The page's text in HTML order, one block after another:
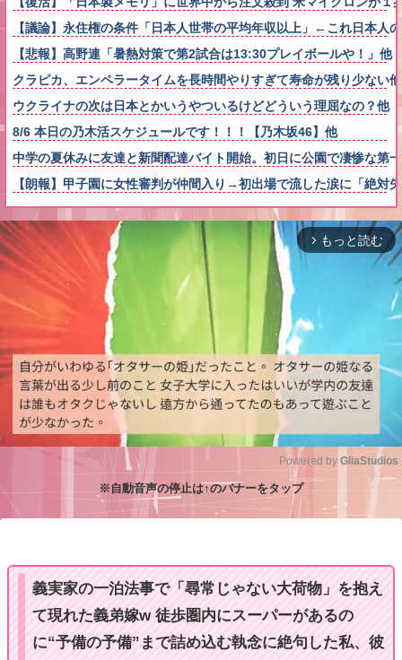
【議論】永住権の条件「日本人世帯の平均年収以上」←これ日本人
【悲報】高野連「暑熱対策で第2試合は13:30プレイボールや！」他
クラピカ、エンペラータイムを長時間やりすぎて寿命が残り少ない他
ウクライナの次は日本とかいうやついるけどどういう理屈なの？他
8/6 本日の乃木活スケジュールです！！！【乃木坂46】他
中学の夏休みに友達と新聞配達バイト開始。初日に公園で凄惨な
【朗報】甲子園に女性審判が仲間入り→初出場で流した涙に「絶対
arrow_forward_ios もっと読む
Powered by GliaStudios
※自動音声の停止は↑のバナーをタップ
義実家の一泊法事で「尋常じゃない大荷物」を抱え
て現れた義弟嫁w 徒歩圏内にスーパーがあるの
に“予備の予備”まで詰め込む執念に絶句した私、彼